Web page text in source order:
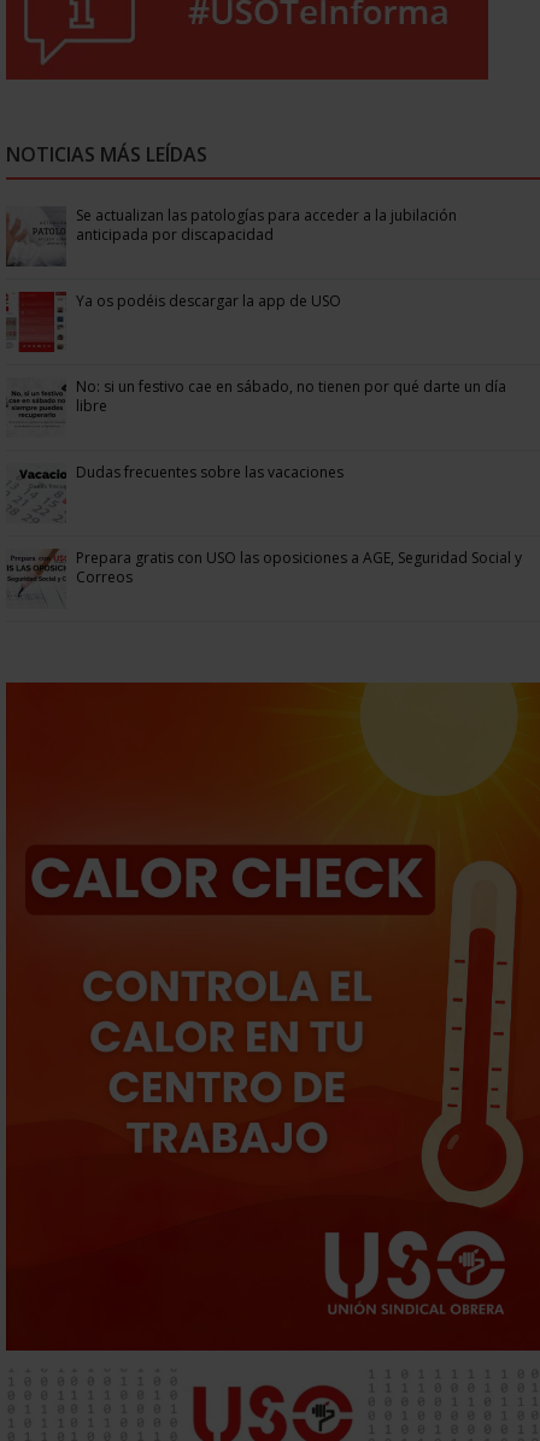
NOTICIAS MÁS LEÍDAS
Se actualizan las patologías para acceder a la jubilación
anticipada por discapacidad
Ya os podéis descargar la app de USO
No: si un festivo cae en sábado, no tienen por qué darte un día
libre
Dudas frecuentes sobre las vacaciones
Prepara gratis con USO las oposiciones a AGE, Seguridad Social y
Correos